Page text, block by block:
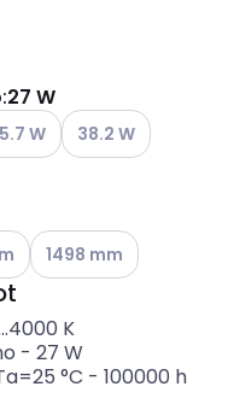
:27 W
olevat vaihtoehdot
käytettävissä olevat
W Katso
38.2 W
vaihtoehdot
olevat vaihtoehdot
olevat
Katso käytettävissä
1498 mm
K
- 27 W
°C - 100000 h